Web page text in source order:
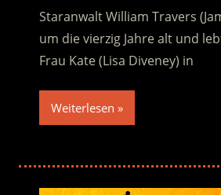
Staranwalt William Travers
um die vierzig Jahre alt und
Frau Kate (Lisa Diveney) in
Weiterlesen